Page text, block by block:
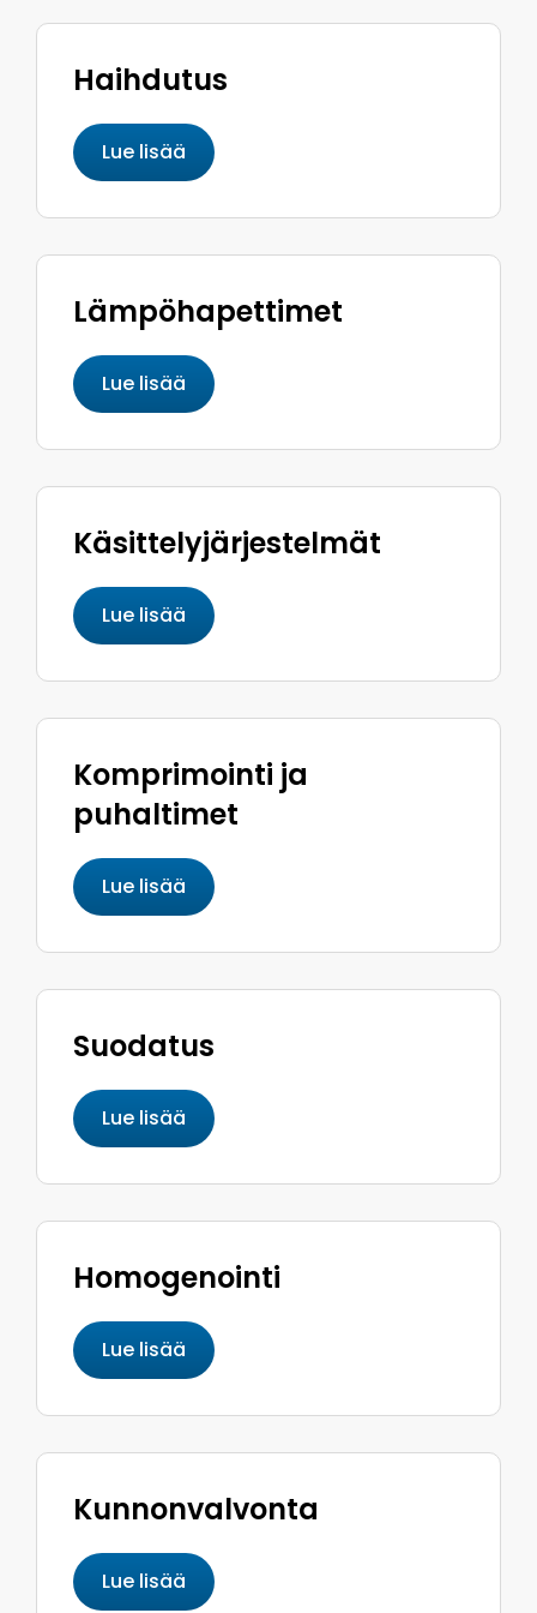
Haihdutus
Lue lisää
Lämpöhapettimet
Lue lisää
Käsittely­järjestelmät
Lue lisää
Komprimointi ja
puhaltimet
Lue lisää
Suodatus
Lue lisää
Homogenointi
Lue lisää
Kunnon­valvonta
Lue lisää